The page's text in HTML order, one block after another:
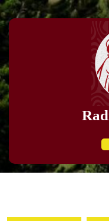
Skip
to
content